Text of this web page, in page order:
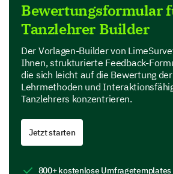
Pünktlichkeit
Präsentation
Kommunikationsfähigkeiten
Respekt gegenüber den Schülern
Lehrfähigkeiten und
Ihres Lehrers besprechen.
Bewertungsformular
Tanzlehrer Builder
Der Vorlagen-Builder von
Ihnen, strukturierte Feedback-
die sich leicht auf die Bewertung
Lehrmethoden und
Tanzlehrers konzentrieren.
Jetzt starten
800+ kostenlose Umfragetemplates